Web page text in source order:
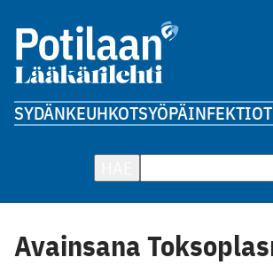
SYDÄNKEUHKOTSYÖPÄINFEKTIOT
Avainsana